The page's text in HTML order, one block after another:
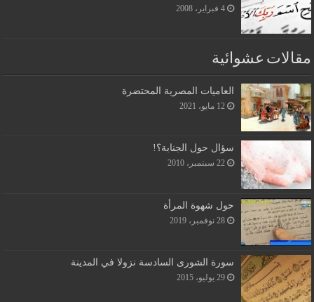
4 فبراير، 2008
مقالات عشوائية
العاميات المصرية المحتضرة
12 مايو، 2021
سؤال حول الجنابة؟!
22 سبتمبر، 2010
حول شهوة المرأة
28 نوفمبر، 2019
سورة الشورى السادسة نزولا في المدينة
29 يوليو، 2015